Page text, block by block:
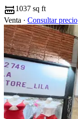
1037 sq ft
Venta · Consultar precio